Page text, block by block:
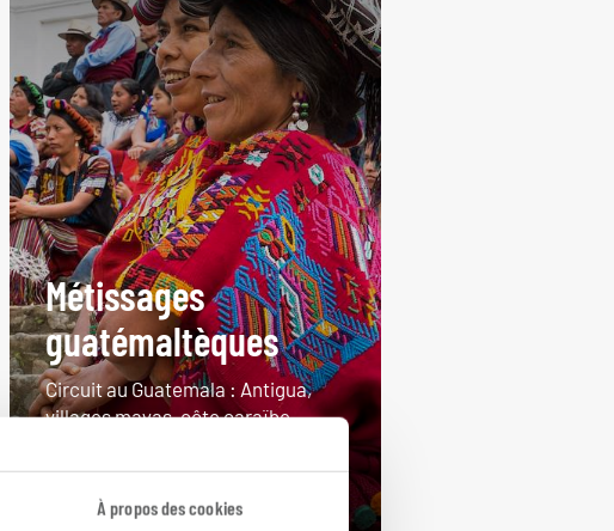
À propos des cookies
Métissages
guatémaltèques
Circuit au Guatemala : Antigua,
villages mayas, côte caraïbe.
14 jours / 12 nuits
à partir de 3400€